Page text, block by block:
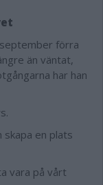
förra
än väntat,
har han
skapa en plats
vara på vårt